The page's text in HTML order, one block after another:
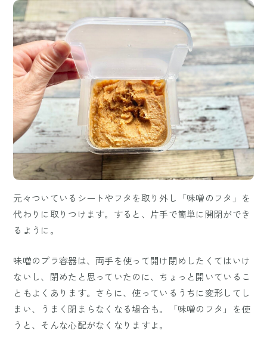
元々ついているシートやフタを取り外し「味噌のフタ」を
代わりに取りつけます。すると、片手で簡単に開閉ができ
るように。
味噌のプラ容器は、両手を使って開け閉めしたくてはいけ
ないし、閉めたと思っていたのに、ちょっと開いているこ
ともよくあります。さらに、使っているうちに変形してし
まい、うまく閉まらなくなる場合も。「味噌のフタ」を使
うと、そんな心配がなくなりますよ。